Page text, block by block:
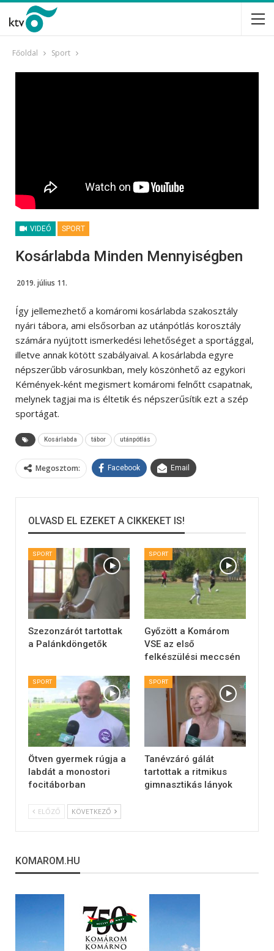
Főoldal Sport
VIDEÓ SPORT
Kosárlabda Minden Mennyiségben
2019. július 11.
Így jellemezhető a komáromi kosárlabda szakosztály
nyári tábora, ami elsősorban az utánpótlás korosztály
számára nyújtott ismerkedési lehetőséget a sportággal,
illetve annak kötött szabályaival. A kosárlabda egyre
népszerűbb városunkban, mely köszönhető az egykori
Kémények-ként megismert komáromi felnőtt csapatnak,
melynek tagjai ma is éltetik és népszerűsítik ezt a szép
sportágat.
Kosárlabda tábor utánpótlás
Megosztom: Facebook Email
OLVASD EL EZEKET A CIKKEKET IS!
SPORT
Szezonzárót tartottak
a Palánkdöngetők
SPORT
Győzött a Komárom
VSE az első
felkészülési meccsén
SPORT
Ötven gyermek rúgja a
labdát a monostori
focitáborban
SPORT
Tanévzáró gálát
tartottak a ritmikus
gimnasztikás lányok
ELŐZŐ KÖVETKEZŐ
KOMAROM.HU